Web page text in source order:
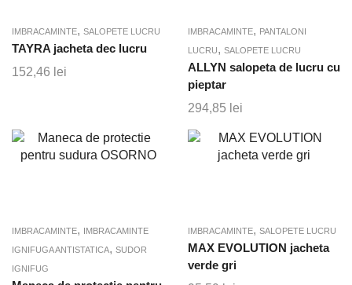
IMBRACAMINTE, SALOPETE LUCRU
TAYRA jacheta dec lucru
152,46 lei
IMBRACAMINTE, PANTALONI
LUCRU, SALOPETE LUCRU
ALLYN salopeta de lucru cu
pieptar
294,85 lei
IMBRACAMINTE, IMBRACAMINTE
IGNIFUGA ANTISTATICA, SUDOR
IGNIFUG
IMBRACAMINTE, SALOPETE LUCRU
MAX EVOLUTION jacheta
verde gri